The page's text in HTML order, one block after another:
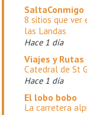
SaltaConmigo
8 sitios que ver
las Landas
Hace 1 día
Viajes y Rutas
Catedral de St
Hace 1 día
El lobo bobo
La carretera